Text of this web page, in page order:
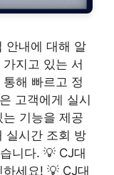
안내에 대해 알
지고 있는 서
해 빠르고 정
고객에게 실시
기능을 제공
실시간 조회 방
니다. 💡 CJ대
세요! 💡 CJ대